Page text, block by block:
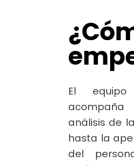
El
análisis de
hasta la
del